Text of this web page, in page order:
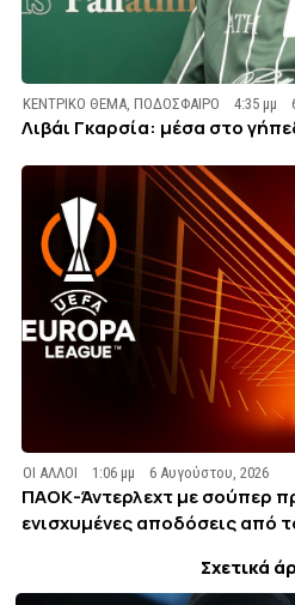
ΚΕΝΤΡΙΚΟ ΘΕΜΑ,ΠΟΔΟΣΦΑΙΡΟ 4:35 μμ
Λιβάι Γκαρσία: μέσα στο
ΟΙ ΑΛΛΟΙ 1:06 μμ 6 Αυγούστου, 2026
ΠΑΟΚ-Άντερλεχτ με σούπερ
ενισχυμένες αποδόσεις από
Σχετικά